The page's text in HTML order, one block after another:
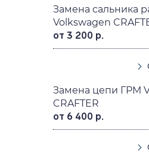
Замена сальника
Volkswagen
от 3 200 р.
Замена цепи ГРМ
CRAFTER
от 6 400 р.